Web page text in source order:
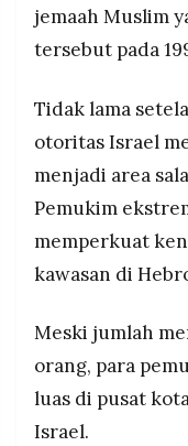
jemaah Muslim
tersebut pada
Tidak lama
otoritas Israel
menjadi area
Pemukim
memperkuat
kawasan di
Meski jumlah
orang, para
luas di pusat
Israel.